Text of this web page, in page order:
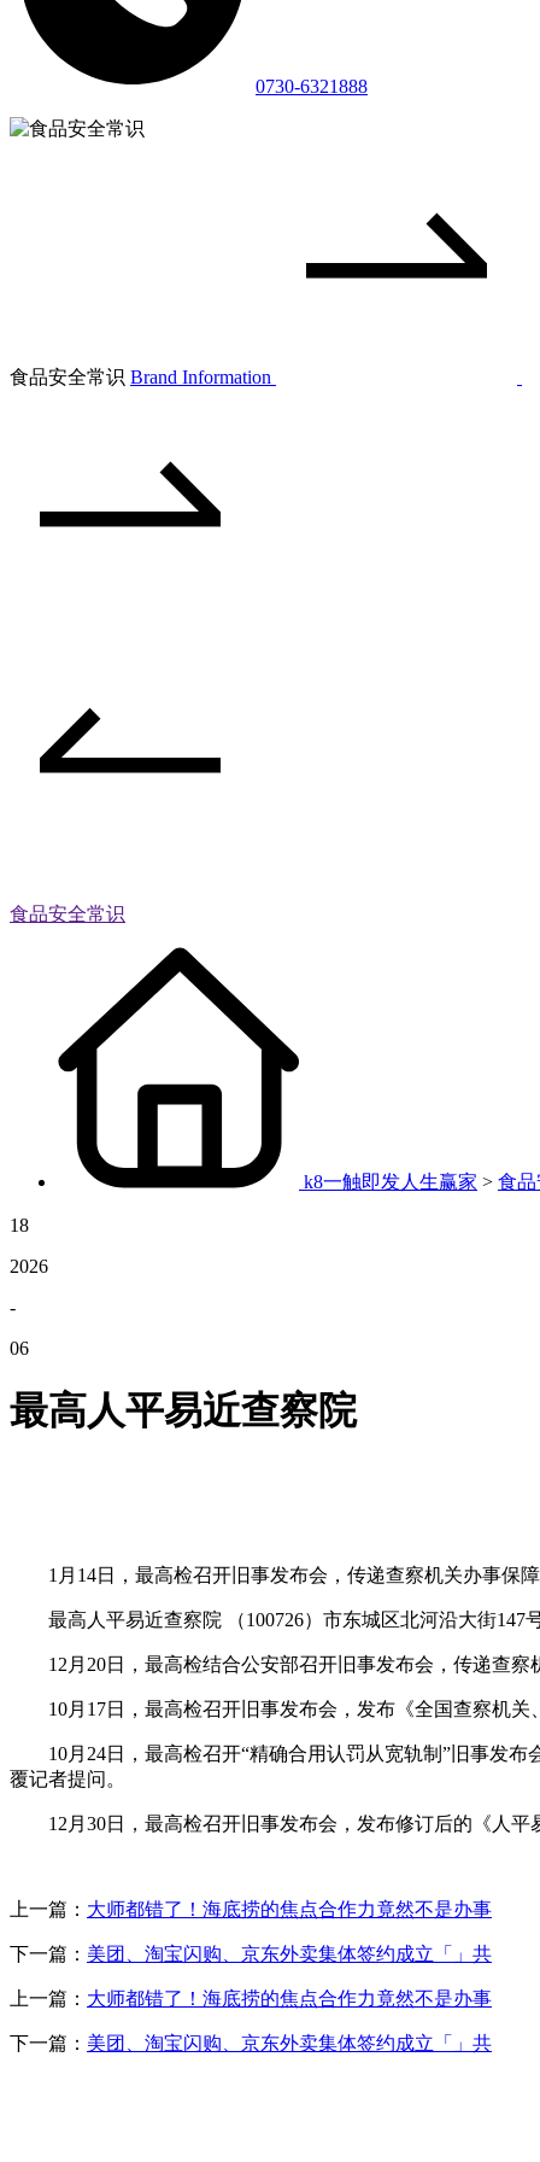
0730-6321888
食品安全常识 Brand Information
食品安全常识
k8一触即发人生赢家 > 食
18
2026
-
06
最高人平易近查察院
1月14日，最高检召开旧事发布会，传递查察机关办事保障
最高人平易近查察院 （100726）市东城区北河沿大街147
12月20日，最高检结合公安部召开旧事发布会，传递查察
10月17日，最高检召开旧事发布会，发布《全国查察机关
10月24日，最高检召开“精确合用认罚从宽轨制”旧事发布
覆记者提问。
12月30日，最高检召开旧事发布会，发布修订后的《人平
上一篇： 大师都错了！海底捞的焦点合作力竟然不是办事
下一篇： 美团、淘宝闪购、京东外卖集体签约成立「」共
上一篇： 大师都错了！海底捞的焦点合作力竟然不是办事
下一篇： 美团、淘宝闪购、京东外卖集体签约成立「」共